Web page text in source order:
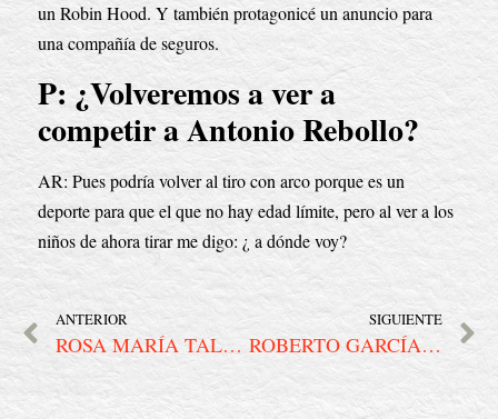
un Robin Hood. Y también protagonicé un anuncio para
una compañía de seguros.
P: ¿Volveremos a ver a
competir a Antonio Rebollo?
AR: Pues podría volver al tiro con arco porque es un
deporte para que el que no hay edad límite, pero al ver a los
niños de ahora tirar me digo: ¿ a dónde voy?
ANTERIOR
ROSA MARÍA TALAVERA | «La recuperación económica pasa por la innovación»
SIGUIENTE
ROBERTO GARCÍA | “No queremos hacer hoteles como franquicias, sino lugares singulares donde divertirnos y generar riqueza alrededor”